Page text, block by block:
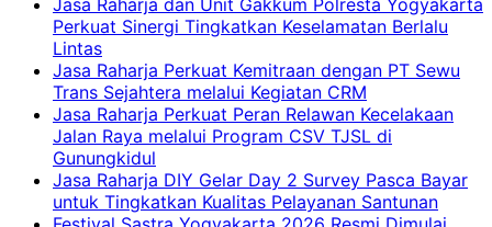
Perkuat Sinergi Tingkatkan Keselamatan Berlalu
Lintas
Jasa Raharja Perkuat Kemitraan dengan PT Sewu
Trans Sejahtera melalui Kegiatan CRM
Jasa Raharja Perkuat Peran Relawan Kecelakaan
Jalan Raya melalui Program CSV TJSL di
Gunungkidul
Jasa Raharja DIY Gelar Day 2 Survey Pasca Bayar
untuk Tingkatkan Kualitas Pelayanan Santunan